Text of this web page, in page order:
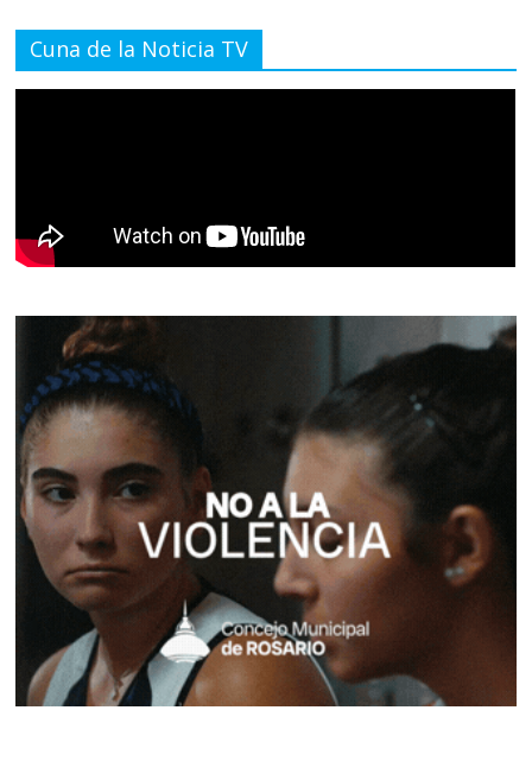
Cuna de la Noticia TV